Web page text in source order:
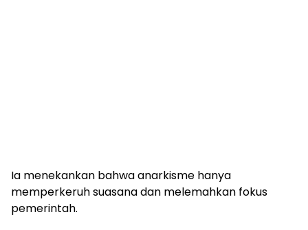
Ia menekankan bahwa anarkisme hanya
memperkeruh suasana dan melemahkan fokus
pemerintah.